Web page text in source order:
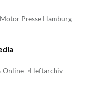
Presse Hamburg
Online Heftarchiv